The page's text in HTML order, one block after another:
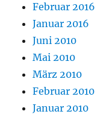
Februar 2016
Januar 2016
Juni 2010
Mai 2010
März 2010
Februar 2010
Januar 2010